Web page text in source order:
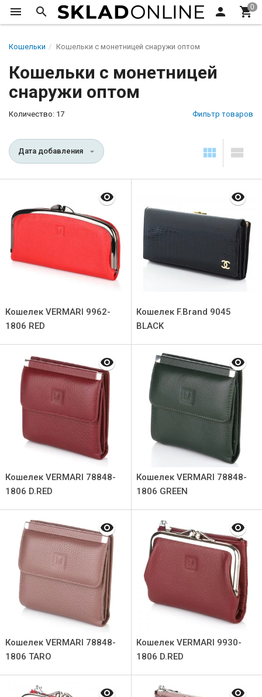
Кошельки Кошельки с монетницей снаружи оптом
Кошельки с монетницей
снаружи оптом
Количество: 17 Фильтр товаров
Дата добавления
Кошелек VERMARI 9962-
1806 RED
Кошелек F.Brand 9045
ВLACK
Кошелек VERMARI 78848-
1806 D.RED
Кошелек VERMARI 78848-
1806 GREEN
Кошелек VERMARI 78848-
1806 TARO
Кошелек VERMARI 9930-
1806 D.RED